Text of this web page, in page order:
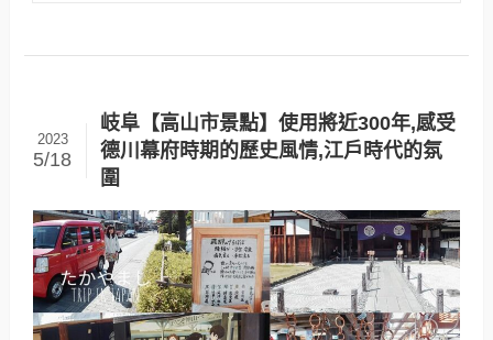
岐阜【高山市景點】使用將近300年,感受
德川幕府時期的歷史風情,江戶時代的氛
圍
2023
5/18